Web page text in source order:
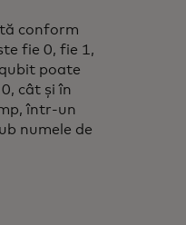
conform
fie 0, fie 1,
poate
cât și în
într-un
numele de